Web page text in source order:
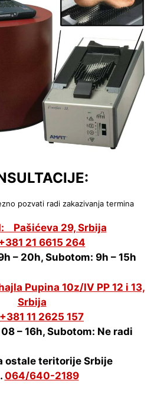
pozvati radi zakazivanja termina
Pašićeva 29, Srbija
21 6615 264
– 20h, Subotom: 9h – 15h
Pupina 10z/IV PP 12 i 13,
Srbija
+381 11 2625 157
– 16h, Subotom: Ne radi
ostale teritorije Srbije
064/640-2189